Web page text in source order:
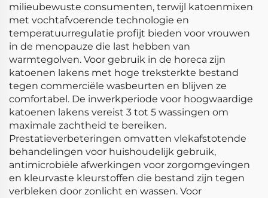
milieubewuste consumenten, terwijl katoenmixen
met vochtafvoerende technologie en
temperatuurregulatie profijt bieden voor vrouwen
in de menopauze die last hebben van
warmtegolven. Voor gebruik in de horeca zijn
katoenen lakens met hoge treksterkte bestand
tegen commerciële wasbeurten en blijven ze
comfortabel. De inwerkperiode voor hoogwaardige
katoenen lakens vereist 3 tot 5 wassingen om
maximale zachtheid te bereiken.
Prestatieverbeteringen omvatten vlekafstotende
behandelingen voor huishoudelijk gebruik,
antimicrobiële afwerkingen voor zorgomgevingen
en kleurvaste kleurstoffen die bestand zijn tegen
verbleken door zonlicht en wassen. Voor